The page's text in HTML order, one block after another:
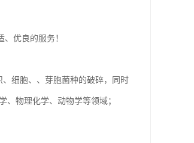
优良的服务！
细胞、、芽胞菌种的破碎，同时
物理化学、动物学等领域；